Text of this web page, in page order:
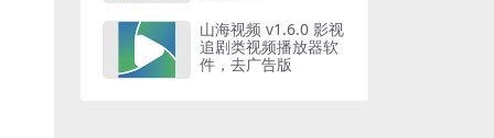
山海视频 v1.6.0 影视
追剧类视频播放器软
件，去广告版